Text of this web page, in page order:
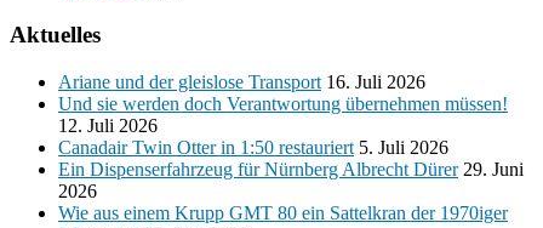
Aktuelles
Ariane und der gleislose Transport 16. Juli 2026
Und sie werden doch Verantwortung übernehmen müssen!
12. Juli 2026
Canadair Twin Otter in 1:50 restauriert 5. Juli 2026
Ein Dispenserfahrzeug für Nürnberg Albrecht Dürer 29. Juni
2026
Wie aus einem Krupp GMT 80 ein Sattelkran der 1970iger